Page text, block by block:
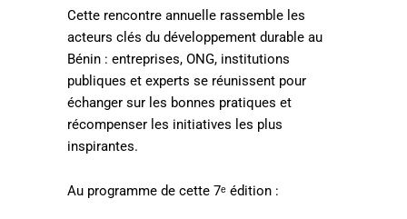
Cette rencontre annuelle rassemble les
acteurs clés du développement durable au
Bénin : entreprises, ONG, institutions
publiques et experts se réunissent pour
échanger sur les bonnes pratiques et
récompenser les initiatives les plus
inspirantes.
Au programme de cette 7ᵉ édition :